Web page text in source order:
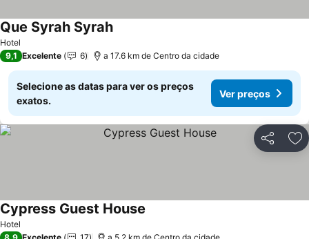
Hotel
Que Syrah Syrah
9,1 Excelente 6 a 17.6 km de Centro da cidade
Selecione as datas para ver os preços
exatos.
Ver preços
Partilhar
Hotel
Cypress Guest House